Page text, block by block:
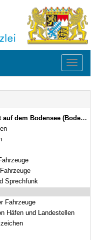
Toggle
Ordnung – BSO) Vom 20. März 1976 (GVBl. S. 55)
Sprechfunk
Fahrzeuge
Häfen und Landestellen